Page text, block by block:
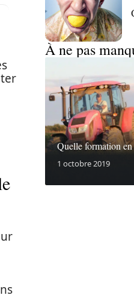
À ne pas
Quelle formation
1 octobre 2019